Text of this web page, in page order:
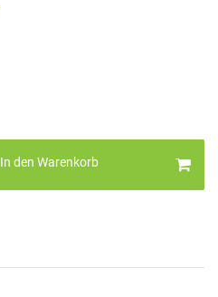
In den Warenkorb